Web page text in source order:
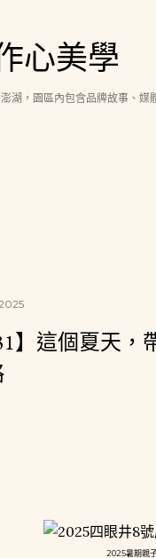
心美學
湖，園區內包含品牌故事、媒
】這個夏天
2025暑期親